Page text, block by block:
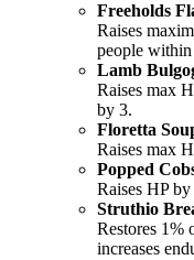
Freeholds
Raises
people within
Lamb
Raises max
by 3.
Floretta
Raises max
Popped
Raises HP
Struthio
Restores 1%
increases